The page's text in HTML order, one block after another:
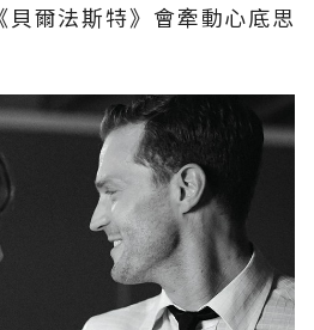
爾法斯特》會牽動心底思